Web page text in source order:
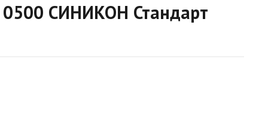
0500 СИНИКОН Стандарт